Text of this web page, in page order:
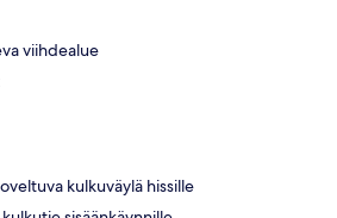
viihdealue
kulkuväylä hissille